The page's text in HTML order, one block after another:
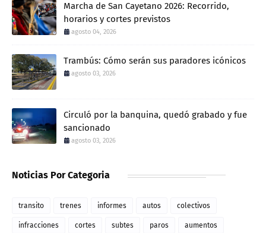
Marcha de San Cayetano 2026: Recorrido,
horarios y cortes previstos
agosto 04, 2026
Trambús: Cómo serán sus paradores icónicos
agosto 03, 2026
Circuló por la banquina, quedó grabado y fue
sancionado
agosto 03, 2026
Noticias Por Categoria
transito trenes informes autos colectivos
infracciones cortes subtes paros aumentos